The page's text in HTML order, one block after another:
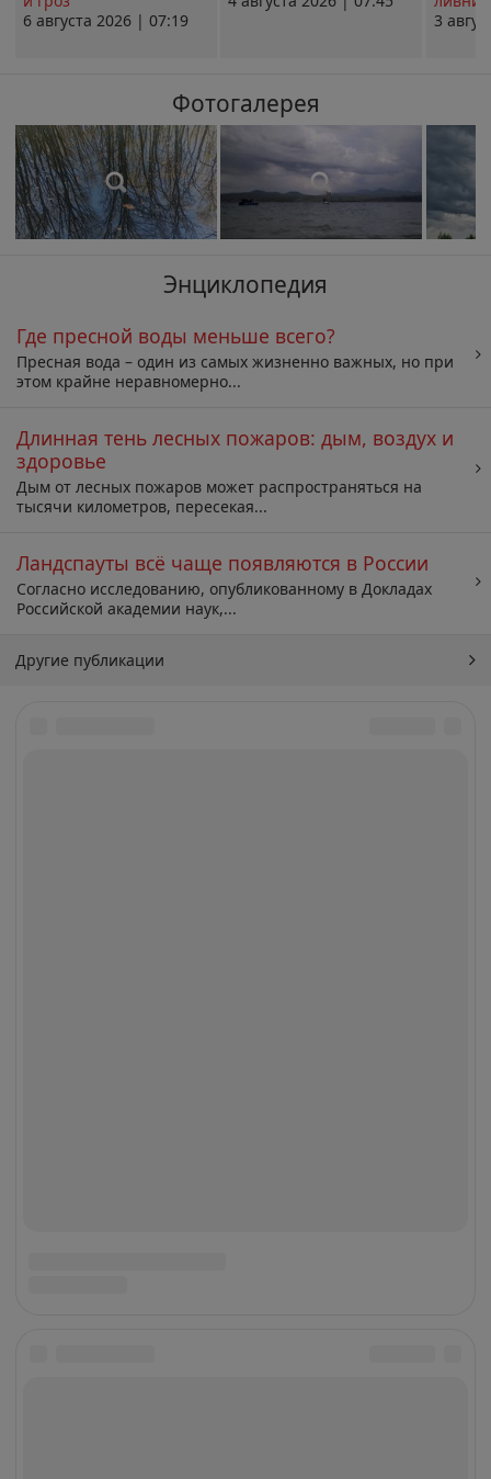
6 августа 2026 | 07:19
3
Фотогалерея
Энциклопедия
Где пресной воды меньше всего?
Пресная вода – один из самых жизненно важных, но при
этом крайне неравномерно...
Длинная тень лесных пожаров: дым, воздух и
здоровье
Дым от лесных пожаров может распространяться на
тысячи километров, пересекая...
Ландспауты всё чаще появляются в России
Согласно исследованию, опубликованному в Докладах
Российской академии наук,...
Другие публикации